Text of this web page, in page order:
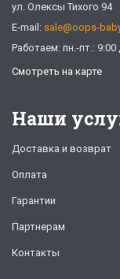
ул. Олексы Тихого 94
E-mail: sale@oops-
Работаем: пн.-пт.: 9:00
Смотреть на карте
Наши
Доставка и возврат
Оплата
Гарантии
Партнерам
Контакты